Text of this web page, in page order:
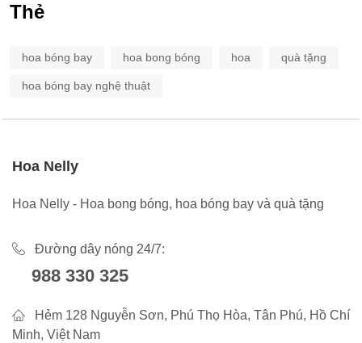
Thẻ
hoa bóng bay hoa bong bóng hoa quà tặng
hoa bóng bay nghệ thuật
Hoa Nelly
Hoa Nelly - Hoa bong bóng, hoa bóng bay và quà tặng
Đường dây nóng 24/7:
988 330 325
Hẻm 128 Nguyễn Sơn, Phú Thọ Hòa, Tân Phú, Hồ Chí
Minh, Việt Nam